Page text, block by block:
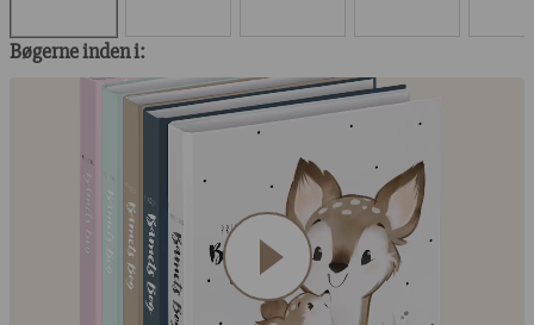
Bøgerne inden i: